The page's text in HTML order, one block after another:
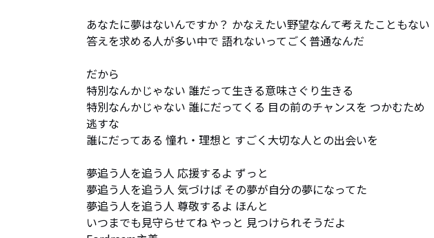
あなたに夢はないんですか？ かなえたい野望なんて考えたこともない
答えを求める人が多い中で 語れないってごく普通なんだ
だから
特別なんかじゃない 誰だって生きる意味さぐり生きる
特別なんかじゃない 誰にだってくる 目の前のチャンスを つかむため
逃すな
誰にだってある 憧れ・理想と すごく大切な人との出会いを
夢追う人を追う人 応援するよ ずっと
夢追う人を追う人 気づけば その夢が自分の夢になってた
夢追う人を追う人 尊敬するよ ほんと
いつまでも見守らせてね やっと 見つけられそうだよ